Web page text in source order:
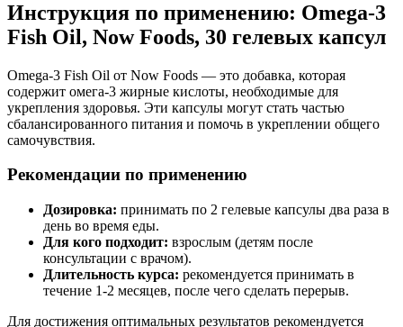
Инструкция по применению: Omega-3
Fish Oil, Now Foods, 30 гелевых капсул
Omega-3 Fish Oil от Now Foods — это добавка, которая
содержит омега-3 жирные кислоты, необходимые для
укрепления здоровья. Эти капсулы могут стать частью
сбалансированного питания и помочь в укреплении общего
самочувствия.
Рекомендации по применению
Дозировка: принимать по 2 гелевые капсулы два раза в
день во время еды.
Для кого подходит: взрослым (детям после
консультации с врачом).
Длительность курса: рекомендуется принимать в
течение 1-2 месяцев, после чего сделать перерыв.
Для достижения оптимальных результатов рекомендуется